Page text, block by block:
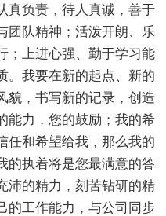
真负责，待人真诚，善于
团队精神；活泼开朗、乐
；上进心强、勤于学习能
。我要在新的起点、新的
貌，书写新的记录，创造
能力，您的鼓励；我的希
任和希望给我，那么我的
的执着将是您最满意的答
沛的精力，刻苦钻研的精
的工作能力，与公司同步